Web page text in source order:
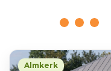
Almkerk